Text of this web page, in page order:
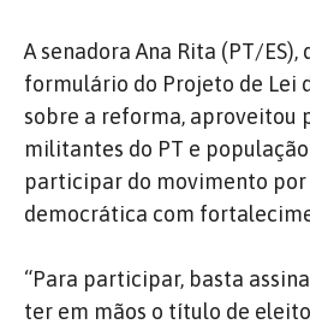
A senadora Ana Rita (PT/ES),
formulário do Projeto de Lei
sobre a reforma, aproveitou
militantes do PT e
participar do movimento
democrática com
“Para participar, basta
ter em mãos o título de